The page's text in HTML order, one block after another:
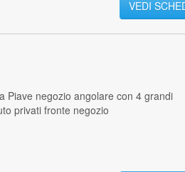
VEDI
Piave negozio angolare con 4 grandi
privati fronte negozio